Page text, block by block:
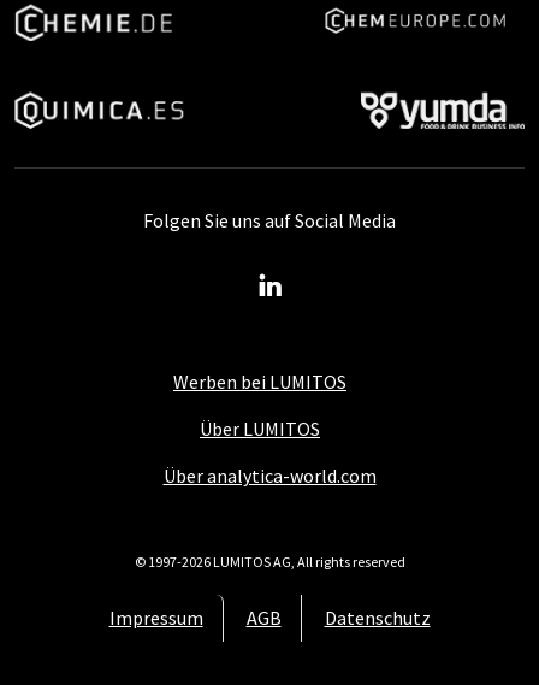
Werben bei LUMITOS
Über LUMITOS
Über analytica-world.com
Impressum AGB Datenschutz
Folgen Sie uns auf Social Media
© 1997-2026 LUMITOS AG, All rights reserved